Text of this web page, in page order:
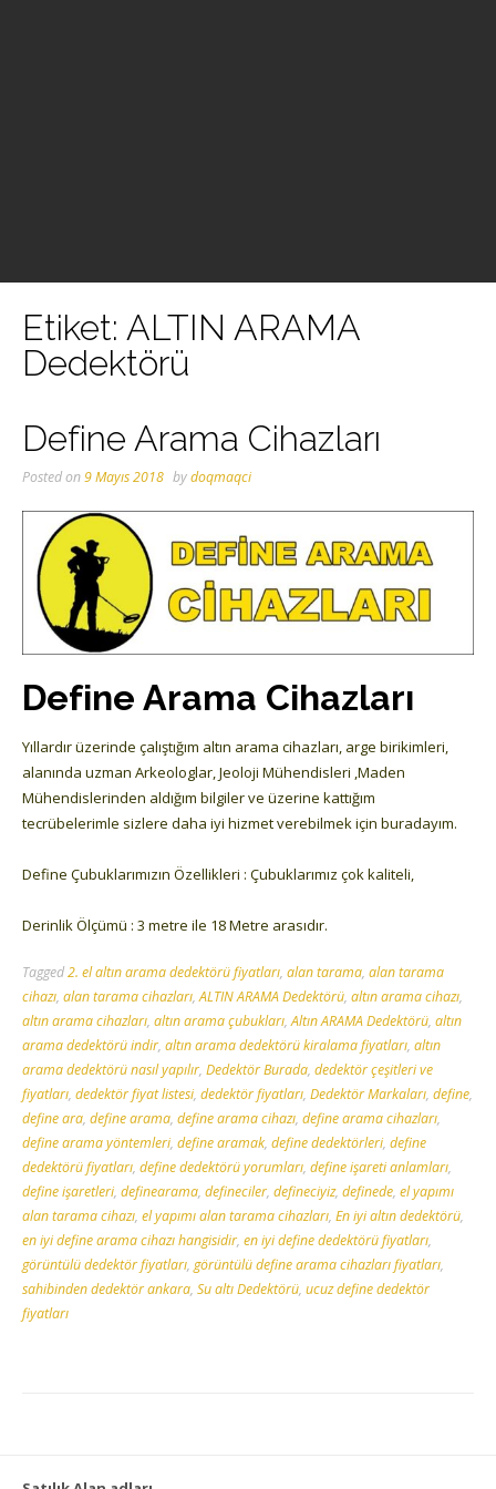
Etiket: ALTIN ARAMA
Dedektörü
Define Arama Cihazları
Posted on9 Mayıs 2018 bydoqmaqci
Define Arama Cihazları
Yıllardır üzerinde çalıştığım altın arama cihazları, arge birikimleri,
alanında uzman Arkeologlar, Jeoloji Mühendisleri ,Maden
Mühendislerinden aldığım bilgiler ve üzerine kattığım
tecrübelerimle sizlere daha iyi hizmet verebilmek için buradayım.
Define Çubuklarımızın Özellikleri : Çubuklarımız çok kaliteli,
Derinlik Ölçümü : 3 metre ile 18 Metre arasıdır.
Tagged2. el altın arama dedektörü fiyatları, alan tarama, alan tarama
cihazı, alan tarama cihazları,ALTIN ARAMA Dedektörü, altın arama cihazı,
altın arama cihazları, altın arama çubukları,Altın ARAMA Dedektörü, altın
arama dedektörü indir, altın arama dedektörü kiralama fiyatları, altın
arama dedektörü nasıl yapılır, Dedektör Burada, dedektör çeşitleri ve
fiyatları, dedektör fiyat listesi, dedektör fiyatları, Dedektör Markaları, define,
define ara, define arama, define arama cihazı, define arama cihazları,
define arama yöntemleri, define aramak, define dedektörleri, define
dedektörü fiyatları, define dedektörü yorumları, define işareti anlamları,
define işaretleri, definearama, defineciler, defineciyiz, definede, el yapımı
alan tarama cihazı, el yapımı alan tarama cihazları, En iyi altın dedektörü,
en iyi define arama cihazı hangisidir, en iyi define dedektörü fiyatları,
görüntülü dedektör fiyatları, görüntülü define arama cihazları fiyatları,
sahibinden dedektör ankara, Su altı Dedektörü, ucuz define dedektör
fiyatları